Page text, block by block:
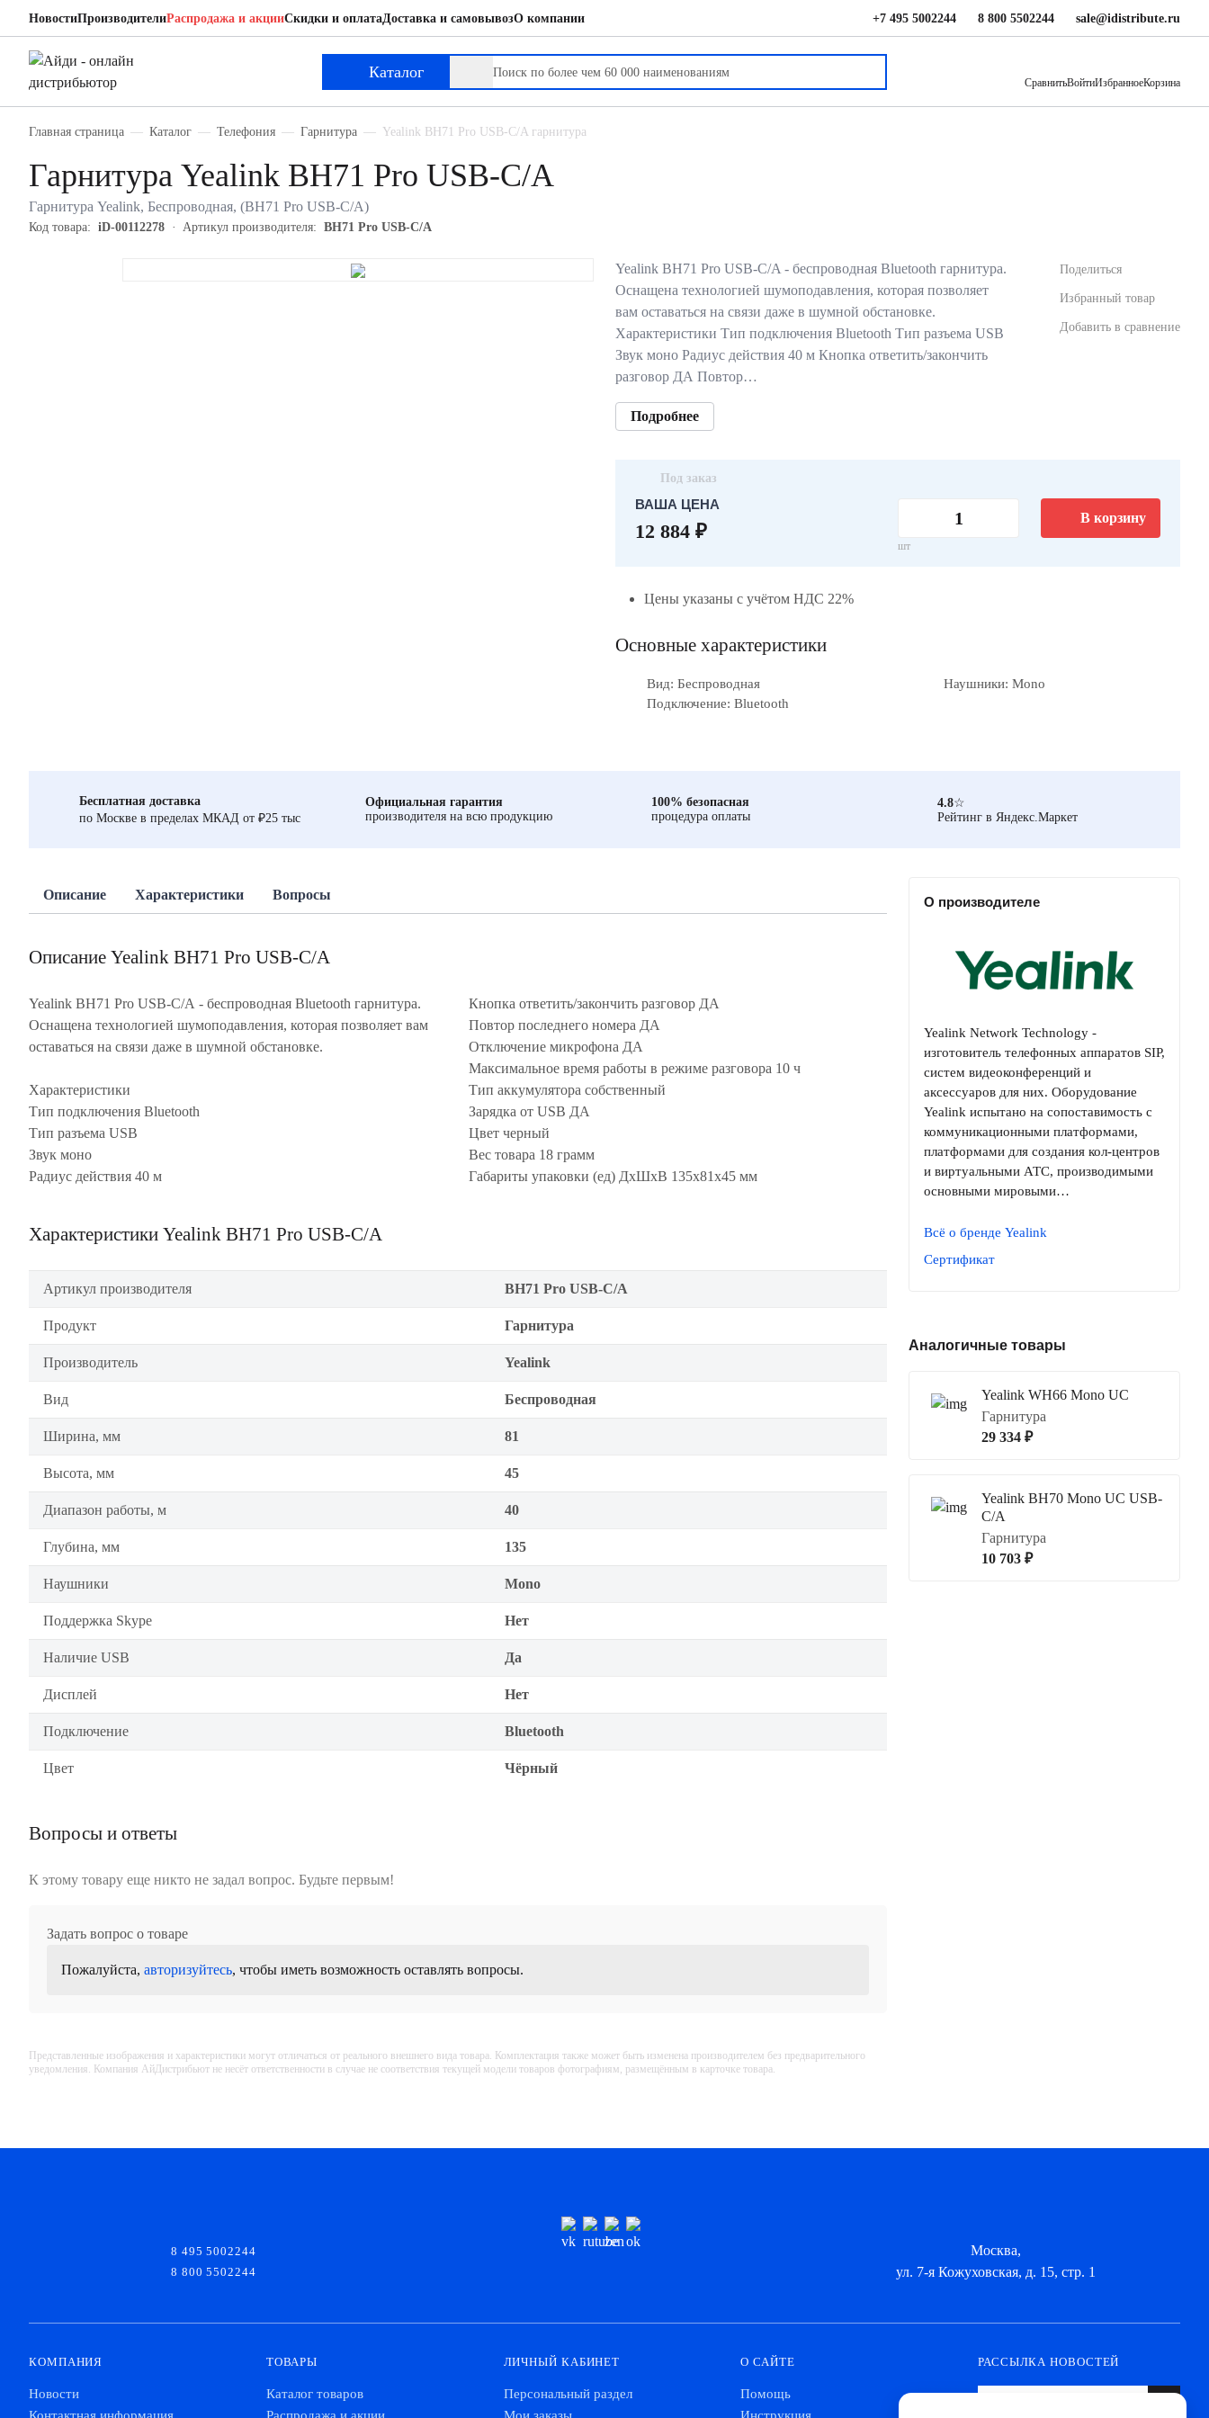
НовостиПроизводителиРаспродажа и акцииСкидки и оплатаДоставка и самовывозО компании +7 495 5002244 8 800 5502244 sale@idistribute.ru
Каталог
СравнитьВойтиИзбранноеКорзина
Главная страница Каталог Телефония Гарнитура Yealink BH71 Pro USB-C/A гарнитура
Гарнитура Yealink BH71 Pro USB-C/A
Гарнитура Yealink, Беспроводная, (BH71 Pro USB-C/A)
Код товара: iD-00112278 Артикул производителя: BH71 Pro USB-C/A
Yealink BH71 Pro USB-C/A - беспроводная Bluetooth гарнитура.
Оснащена технологией шумоподавления, которая позволяет
вам оставаться на связи даже в шумной обстановке.
Характеристики Тип подключения Bluetooth Тип разъема USB
Звук моно Радиус действия 40 м Кнопка ответить/закончить
разговор ДА Повтор…
Подробнее
Поделиться
Избранный товар
Добавить в сравнение
Под заказ
ВАША ЦЕНА
12 884 ₽
шт
В корзину
Цены указаны с учётом НДС 22%
Основные характеристики
Вид: Беспроводная
Наушники: Mono
Подключение: Bluetooth
Бесплатная доставка
по Москве в пределах МКАД от ₽25 тыс
Официальная гарантия
производителя на всю продукцию
100% безопасная
процедура оплаты
4.8☆
Рейтинг в Яндекс.Маркет
Описание Характеристики Вопросы
Описание Yealink BH71 Pro USB-C/A
Yealink BH71 Pro USB-C/A - беспроводная Bluetooth гарнитура.
Оснащена технологией шумоподавления, которая позволяет вам
оставаться на связи даже в шумной обстановке.
Характеристики
Тип подключения Bluetooth
Тип разъема USB
Звук моно
Радиус действия 40 м
Кнопка ответить/закончить разговор ДА
Повтор последнего номера ДА
Отключение микрофона ДА
Максимальное время работы в режиме разговора 10 ч
Тип аккумулятора собственный
Зарядка от USB ДА
Цвет черный
Вес товара 18 грамм
Габариты упаковки (ед) ДхШхВ 135х81х45 мм
Характеристики Yealink BH71 Pro USB-C/A
Артикул производителя BH71 Pro USB-C/A
Продукт Гарнитура
Производитель Yealink
Вид Беспроводная
Ширина, мм 81
Высота, мм 45
Диапазон работы, м 40
Глубина, мм 135
Наушники Mono
Поддержка Skype Нет
Наличие USB Да
Дисплей Нет
Подключение Bluetooth
Цвет Чёрный
Вопросы и ответы
К этому товару еще никто не задал вопрос. Будьте первым!
Задать вопрос о товаре
Пожалуйста, авторизуйтесь, чтобы иметь возможность оставлять вопросы.
Представленные изображения и характеристики могут отличаться от реального внешнего вида товара. Комплектация также может быть изменена производителем без предварительного
уведомления. Компания АйДистрибьют не несёт ответственности в случае не соответствия текущей модели товаров фотографиям, размещённым в карточке товара.
О производителе
Yealink Network Technology -
изготовитель телефонных аппаратов SIP,
систем видеоконференций и
аксессуаров для них. Оборудование
Yealink испытано на сопоставимость с
коммуникационными платформами,
платформами для создания кол-центров
и виртуальными АТС, производимыми
основными мировыми…
Всё о бренде Yealink
Сертификат
Аналогичные товары
Yealink WH66 Mono UC
Гарнитура
29 334 ₽
Yealink BH70 Mono UC USB-
C/A
Гарнитура
10 703 ₽
Yealink BH71 Pro USB-C/A
Гарнитура
8 495 5002244
8 800 5502244
Москва,
ул. 7-я Кожуховская, д. 15, стр. 1
КОМПАНИЯ
Новости
ТОВАРЫ
Каталог товаров
ЛИЧНЫЙ КАБИНЕТ
Персональный раздел
О САЙТЕ
Помощь
РАССЫЛКА НОВОСТЕЙ